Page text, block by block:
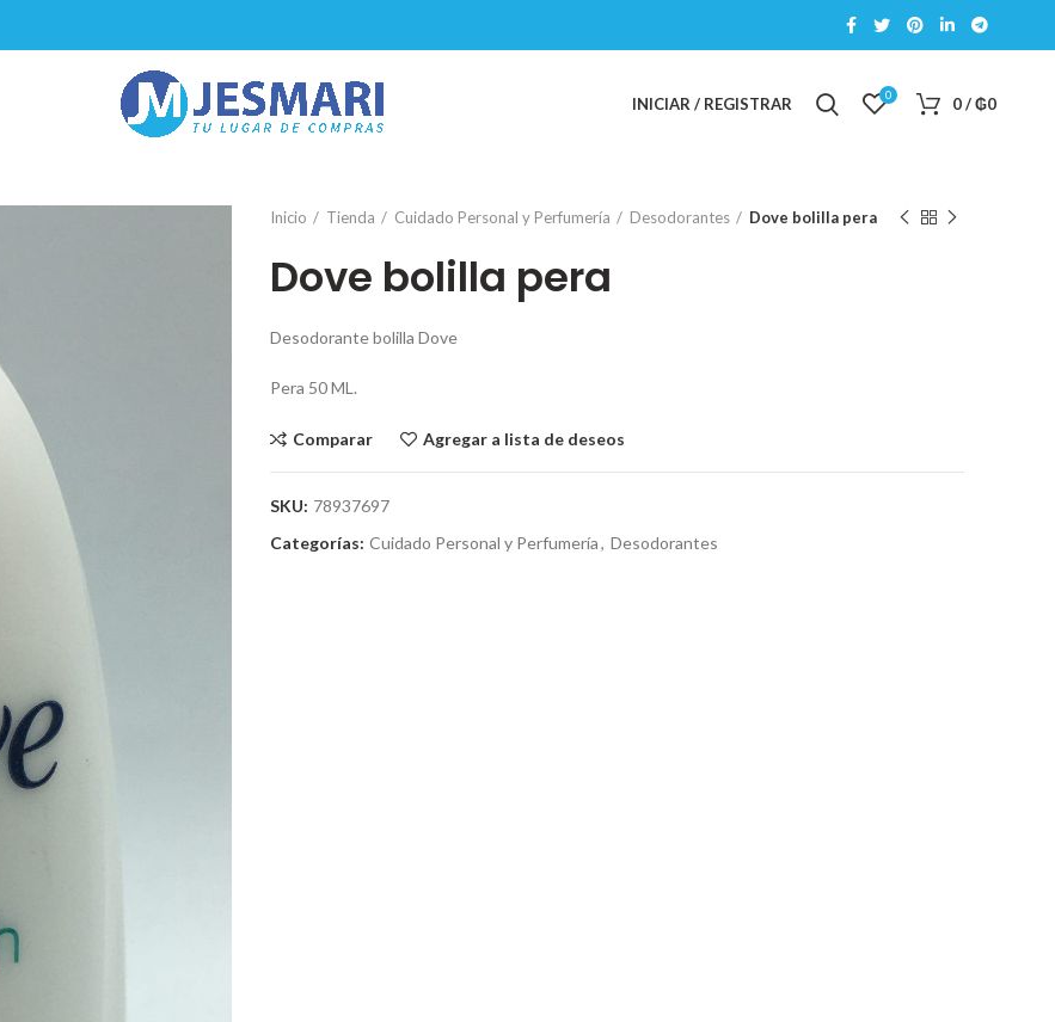
INICIAR / REGISTRAR 0 0/ ₲0
Inicio Tienda Cuidado Personal y Perfumería Desodorantes Dove bolilla pera
Dove bolilla pera
Desodorante bolilla Dove
Pera 50 ML.
Comparar Agregar a lista de deseos
SKU: 78937697
Categorías: Cuidado Personal y Perfumería, Desodorantes